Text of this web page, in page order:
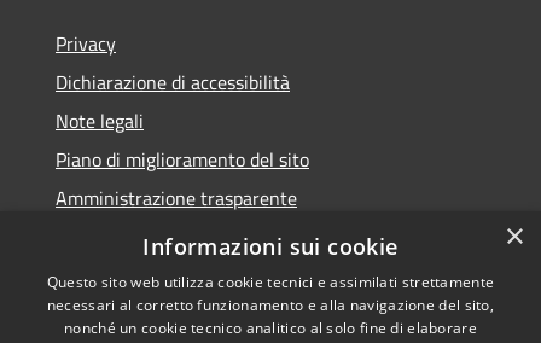
Privacy
Dichiarazione di accessibilità
Note legali
Piano di miglioramento del sito
Amministrazione trasparente
Albo Pretorio
×
Informazioni sui cookie
Questo sito web utilizza cookie tecnici e assimilati strettamente
necessari al corretto funzionamento e alla navigazione del sito,
nonché un cookie tecnico analitico al solo fine di elaborare